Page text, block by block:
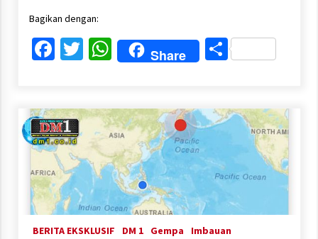
Bagikan dengan:
Facebook
Twitter
WhatsApp
Share Share
BERITA EKSKLUSIF DM 1 Gempa Imbauan